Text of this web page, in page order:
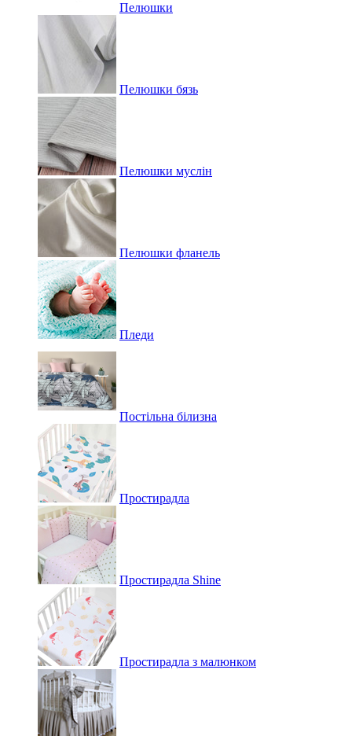
Пелюшки
Пелюшки бязь
Пелюшки муслін
Пелюшки фланель
Пледи
Постільна білизна
Простирадла
Простирадла Shine
Простирадла з малюнком